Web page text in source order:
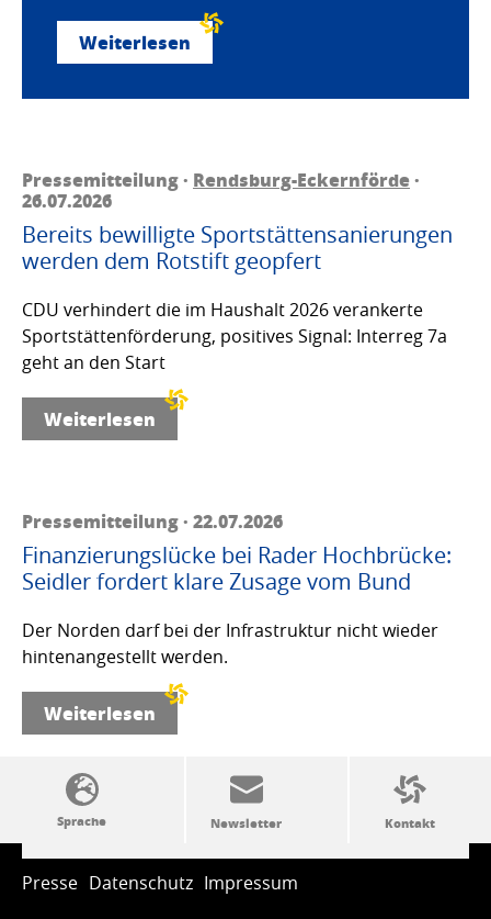
Weiterlesen
Pressemitteilung · Rendsburg-Eckernförde·
26.07.2026
Bereits bewilligte Sportstättensanierungen
werden dem Rotstift geopfert
CDU verhindert die im Haushalt 2026 verankerte
Sportstättenförderung, positives Signal: Interreg 7a
geht an den Start
Weiterlesen
Pressemitteilung · 22.07.2026
Finanzierungslücke bei Rader Hochbrücke:
Seidler fordert klare Zusage vom Bund
Der Norden darf bei der Infrastruktur nicht wieder
hintenangestellt werden.
Weiterlesen
SSW-Politik von A bis Z
Presse Datenschutz Impressum